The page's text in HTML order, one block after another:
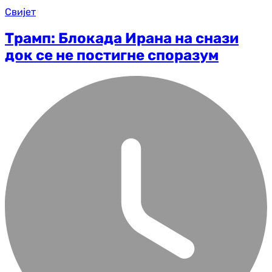
Свијет
Трамп: Блокада Ирана на снази
док се не постигне споразум